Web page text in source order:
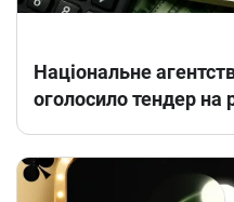
Національне
оголосило тендер